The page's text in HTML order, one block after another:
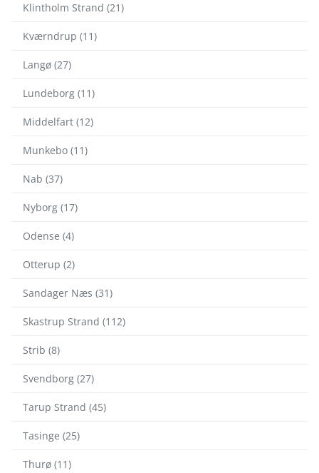
Klintholm Strand (21)
Kværndrup (11)
Langø (27)
Lundeborg (11)
Middelfart (12)
Munkebo (11)
Nab (37)
Nyborg (17)
Odense (4)
Otterup (2)
Sandager Næs (31)
Skastrup Strand (112)
Strib (8)
Svendborg (27)
Tarup Strand (45)
Tasinge (25)
Thurø (11)